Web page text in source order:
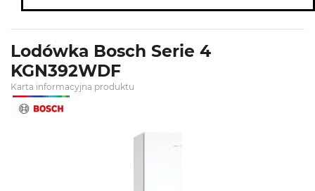
Lodówka Bosch Serie 4
KGN392WDF
Karta informacyjna produktu